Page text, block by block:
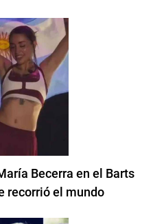
Becerra en el Barts
recorrió el mundo